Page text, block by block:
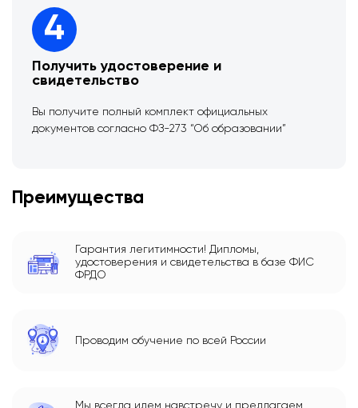
4
Получить удостоверение и
свидетельство
Вы получите полный комплект официальных
документов согласно ФЗ-273 “Об образовании”
Преимущества
Гарантия легитимности! Дипломы,
удостоверения и свидетельства в базе ФИС
ФРДО
Проводим обучение по всей России